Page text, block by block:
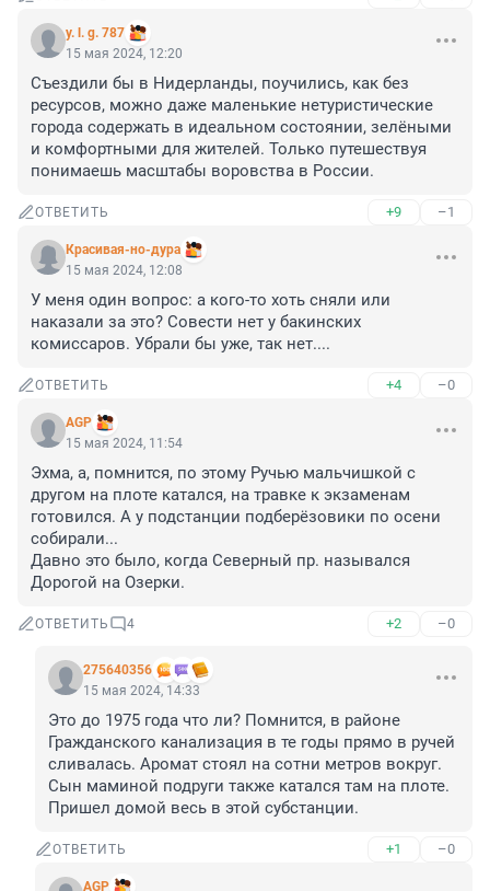
y. l. g. 787
15 мая 2024, 12:20
Съездили бы в Нидерланды, поучились, как без
ресурсов, можно даже маленькие нетуристические
города содержать в идеальном состоянии, зелёными
и комфортными для жителей. Только путешествуя
понимаешь масштабы воровства в России.
ОТВЕТИТЬ +9 –1
Красивая-но-дура
15 мая 2024, 12:08
У меня один вопрос: а кого-то хоть сняли или
наказали за это? Совести нет у бакинских
комиссаров. Убрали бы уже, так нет....
ОТВЕТИТЬ +4 –0
AGP
15 мая 2024, 11:54
Эхма, а, помнится, по этому Ручью мальчишкой с
другом на плоте катался, на травке к экзаменам
готовился. А у подстанции подберёзовики по осени
собирали...
Давно это было, когда Северный пр. назывался
Дорогой на Озерки.
ОТВЕТИТЬ 4 +2 –0
275640356
15 мая 2024, 14:33
Это до 1975 года что ли? Помнится, в районе
Гражданского канализация в те годы прямо в ручей
сливалась. Аромат стоял на сотни метров вокруг.
Сын маминой подруги также катался там на плоте.
Пришел домой весь в этой субстанции.
ОТВЕТИТЬ +1 –0
AGP